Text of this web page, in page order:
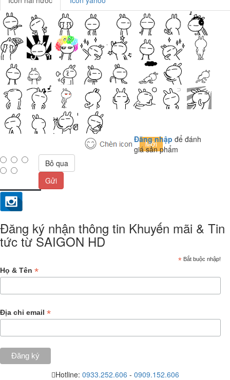
Đăng nhập để đánh
giá sản phẩm
Bỏ qua
Gửi
Đăng ký nhận thông tin Khuyến mãi & Tin
tức từ SAIGON HD
* Bắt buộc nhập!
Họ & Tên *
Địa chỉ email *
Hotline: 0933.252.606 - 0909.152.606